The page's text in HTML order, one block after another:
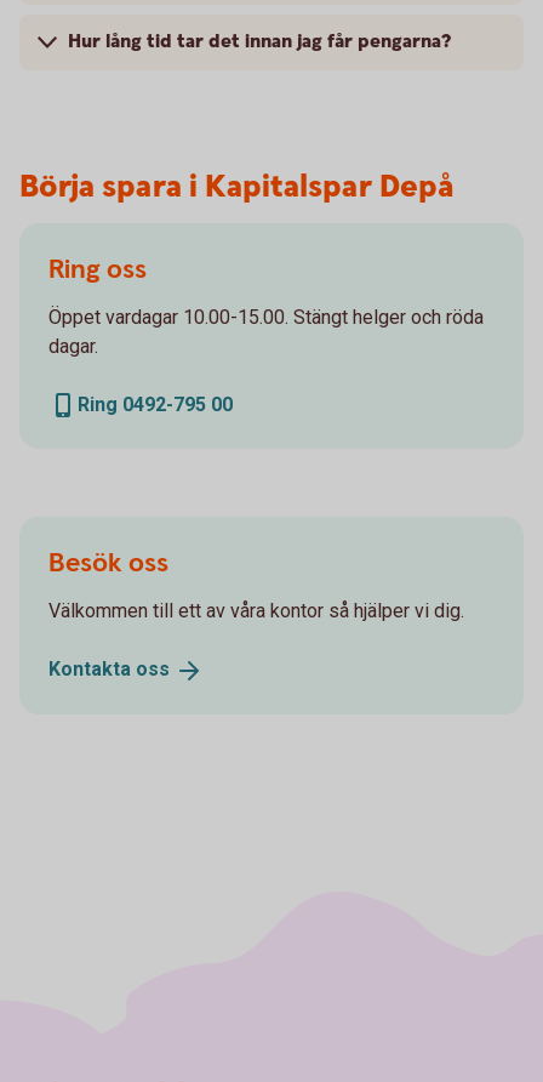
Hur lång tid tar det innan jag får pengarna?
Börja spara i Kapitalspar Depå
Ring oss
Öppet vardagar 10.00-15.00. Stängt helger och röda
dagar.
Ring 0492-795 00
Besök oss
Välkommen till ett av våra kontor så hjälper vi dig.
Kontakta oss